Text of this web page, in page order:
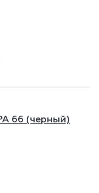
66 (черный)